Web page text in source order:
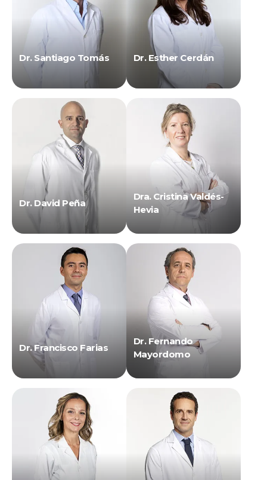
Dr. Santiago Tomás Dr. Esther Cerdán
Dr. David Peña
Dra. Cristina Valdés-
Hevia
Dr. Francisco Farias
Dr. Fernando
Mayordomo